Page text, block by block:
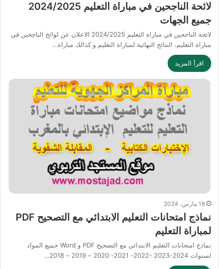
لائحة الناجحين في مباراة التعليم 2024/2025
جميع الجهات
لائحة الناجحين في مباراة التعليم 2024/2025 الاعلان عن لوائح الناجحين في
مباراة التعليم، النتائج النهائية لمباراة التعليم و كذالك مباراة…
اقرأ المزيد
18 مارس، 2024
نماذج امتحانات التعليم الابتدائي مع التصحيح PDF
لمباراة التعليم
نماذج امتحانات التعليم الابتدائي مع التصحيح PDF و Word جميع المواد
لسنوات 2024-2023 -2022- 2021- 2020 – 2019 – 2018…